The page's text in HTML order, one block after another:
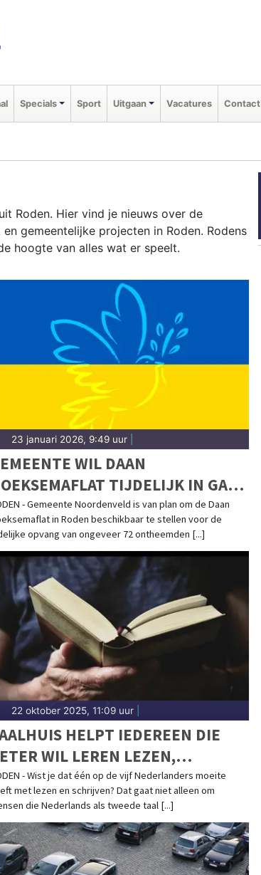
Specials Sport Uitgaan Vacatures Contact
Roden. Hier vind je nieuws over de
gemeentelijke projecten in Roden. Rodens
hoogte van alles wat er speelt.
Drentse natuur- en heidegebieden tot
Hier vind je het complete
23 januari 2026, 9:49 uur|
WIL DAAN
TIJDELIJK IN GAAN
VOOR OPVANG
- Gemeente Noordenveld is van plan om de Daan
in Roden beschikbaar te stellen voor de
opvang van ongeveer 72 ontheemden [...]
22 oktober 2025, 11:09 uur|
HELPT IEDEREEN DIE
WIL LEREN LEZEN,
OF REKENEN
- Wist je dat één op de vijf Nederlanders moeite
met lezen en schrijven? Dat gaat niet alleen om
die Nederlands als tweede taal [...]